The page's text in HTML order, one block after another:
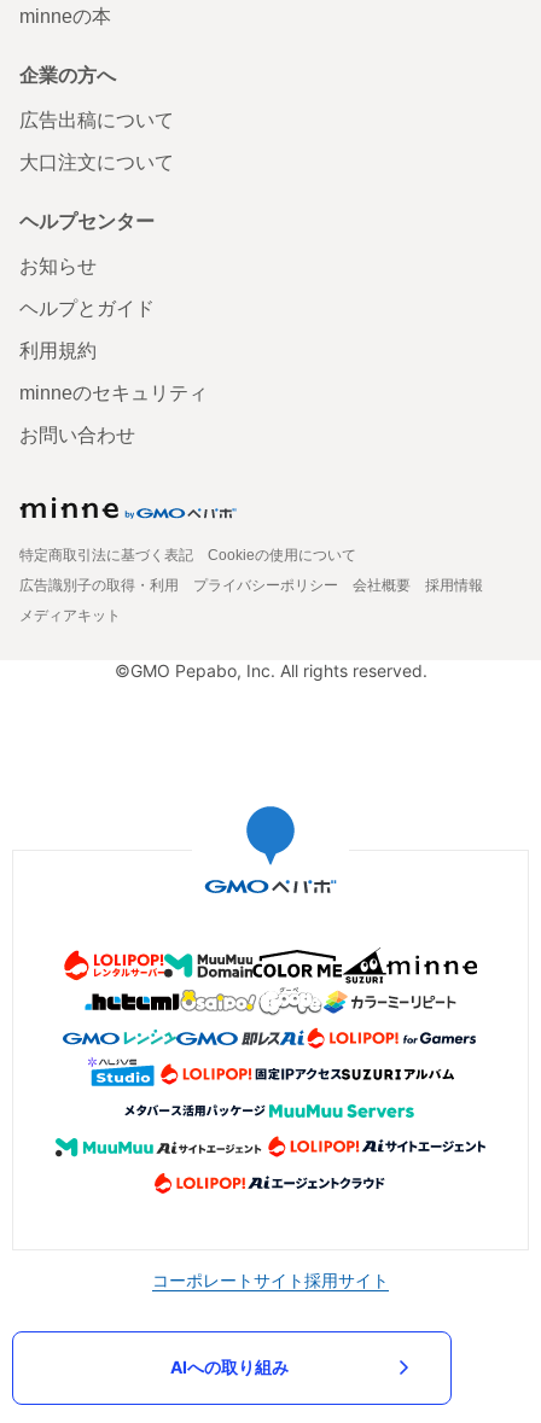
minneの本
企業の方へ
広告出稿について
大口注文について
ヘルプセンター
お知らせ
ヘルプとガイド
利用規約
minneのセキュリティ
お問い合わせ
特定商取引法に基づく表記
Cookieの使用について
広告識別子の取得・利用
プライバシーポリシー 会社概要
採用情報
メディアキット
©GMO Pepabo, Inc. All rights reserved.
コーポレートサイト採用サイト
AIへの取り組み